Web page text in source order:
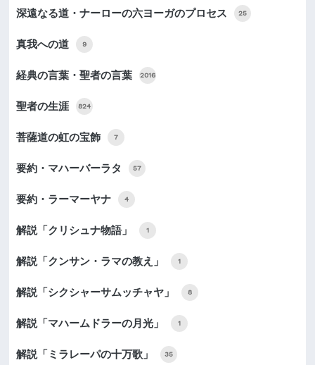
深遠なる道・ナーローの六ヨーガのプロセス 25
真我への道 9
経典の言葉・聖者の言葉 2016
聖者の生涯 824
菩薩道の虹の宝飾 7
要約・マハーバーラタ 57
要約・ラーマーヤナ 4
解説「クリシュナ物語」 1
解説「クンサン・ラマの教え」 1
解説「シクシャーサムッチャヤ」 8
解説「マハームドラーの月光」 1
解説「ミラレーパの十万歌」 35